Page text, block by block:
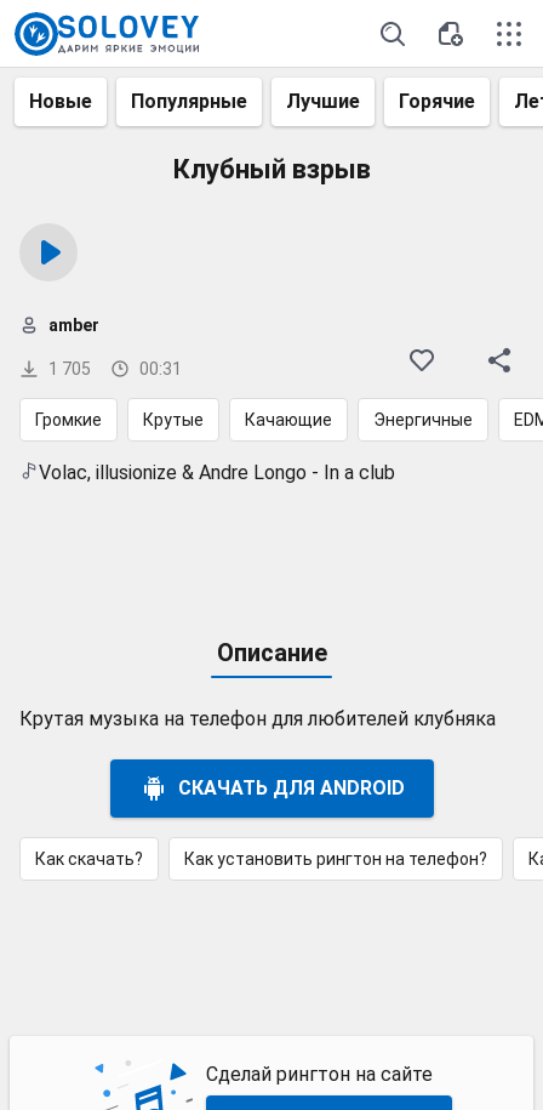
Новые Популярные Лучшие Горячие
Клубный взрыв
1 705 00:31
amber
Громкие Крутые Качающие Энергичные
Volac, illusionize & Andre Longo - In a club
Описание
Крутая музыка на телефон для любителей клубняка
СКАЧАТЬ ДЛЯ ANDROID
Как скачать? Как установить рингтон на телефон?
Сделай рингтон на сайте